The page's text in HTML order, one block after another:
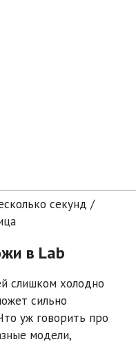
секунд /
в Lab
слишком холодно
сильно
уж говорить про
модели,